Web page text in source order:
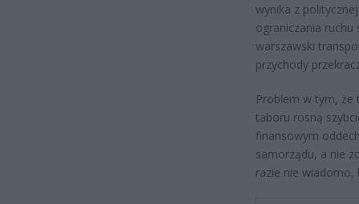
wynika z
ograniczania ruchu
warszawski
przychody
Problem w tym, że
taboru rosną
finansowym
samorządu, a nie
razie nie wiadomo,